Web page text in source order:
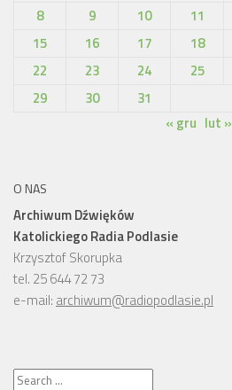
8
9 10 11
15
16 17 18
22
23 24 25
29
30
31
« gru lut »
O NAS
Archiwum Dźwięków
Katolickiego Radia Podlasie
Krzysztof Skorupka
tel. 25 644 72 73
e-mail: archiwum@radiopodlasie.pl